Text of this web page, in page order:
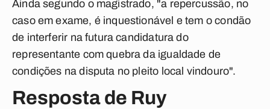
Ainda segundo o magistrado, "a repercussão, no
caso em exame, é inquestionável e tem o condão
de interferir na futura candidatura do
representante com quebra da igualdade de
condições na disputa no pleito local vindouro".
Resposta de Ruy